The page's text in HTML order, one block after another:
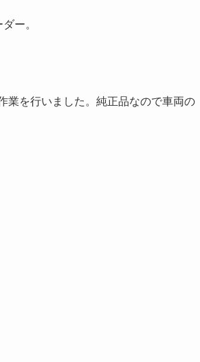
ー。
業を行いました。純正品なので車両の